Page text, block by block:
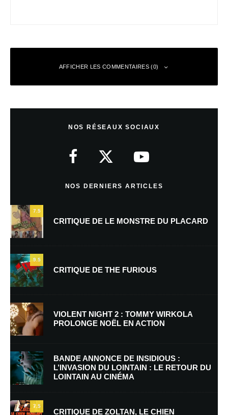
AFFICHER LES COMMENTAIRES (0)
Nom*
E-mail *
Enregistrer mon nom, mon e-mail et mon site dans le navigateur pour
mon prochain commentaire.
Prévenez-moi de tous les nouveaux commentaires par e-mail.
NOS RÉSEAUX SOCIAUX
NOS DERNIERS ARTICLES
7.5
CRITIQUE DE LE MONSTRE DU PLACARD
9.5
CRITIQUE DE THE FURIOUS
VIOLENT NIGHT 2 : TOMMY WIRKOLA
PROLONGE NOËL EN ACTION
BANDE ANNONCE DE INSIDIOUS :
L’INVASION DU LOINTAIN : LE RETOUR DU
LOINTAIN AU CINÉMA
7.5
CRITIQUE DE ZOLTAN, LE CHIEN